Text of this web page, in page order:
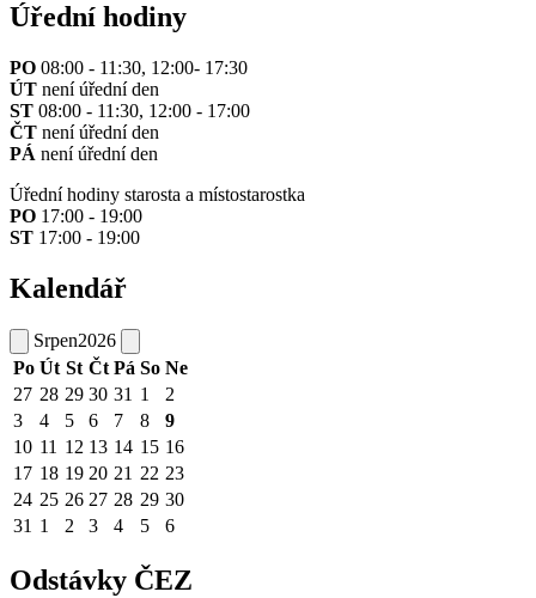
Úřední hodiny
PO 08:00 - 11:30, 12:00- 17:30
ÚT není úřední den
ST 08:00 - 11:30, 12:00 - 17:00
ČT není úřední den
PÁ není úřední den
Úřední hodiny starosta a místostarostka
PO 17:00 - 19:00
ST 17:00 - 19:00
Kalendář
Srpen2026
Po Út St Čt Pá So Ne
27 28 29 30 31 1
2
3
4 5 6 7 8
9
10 11 12 13 14 15 16
17 18 19 20 21 22 23
24 25 26 27 28 29 30
31 1 2 3 4 5 6
Odstávky ČEZ